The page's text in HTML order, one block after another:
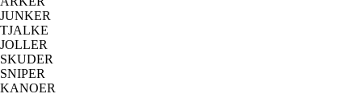
JUNKER
TJALKE
JOLLER
SKUDER
SNIPER
KANOER